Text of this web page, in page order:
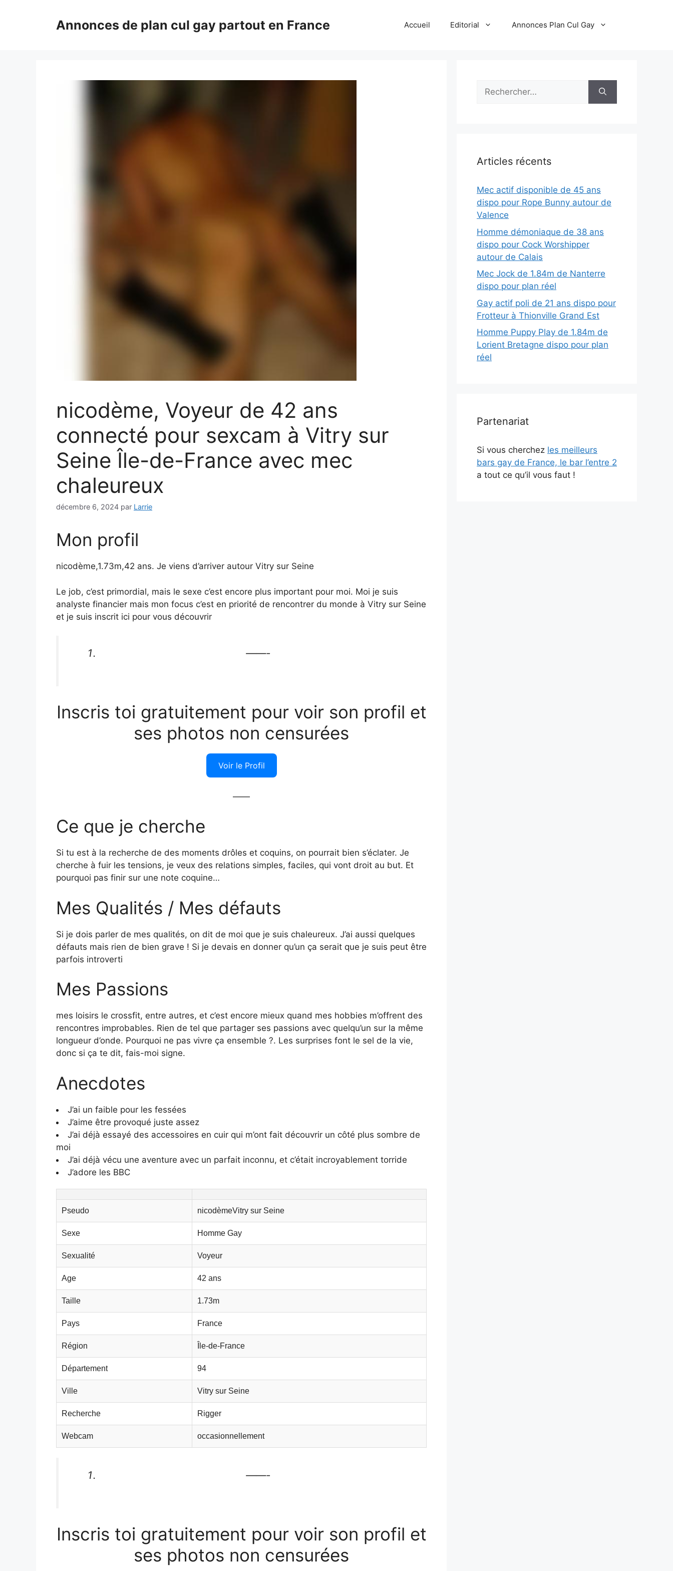
Annonces de plan cul gay partout en France Accueil Editorial Annonces Plan Cul Gay
nicodème, Voyeur de 42 ans
connecté pour sexcam à Vitry sur
Seine Île-de-France avec mec
chaleureux
décembre 6, 2024 par Larrie
Mon profil
nicodème,1.73m,42 ans. Je viens d’arriver autour Vitry sur Seine
Le job, c’est primordial, mais le sexe c’est encore plus important pour moi. Moi je suis
analyste financier mais mon focus c’est en priorité de rencontrer du monde à Vitry sur Seine
et je suis inscrit ici pour vous découvrir
——-
Inscris toi gratuitement pour voir son profil et
ses photos non censurées
Voir le Profil
——
Ce que je cherche
Si tu est à la recherche de des moments drôles et coquins, on pourrait bien s’éclater. Je
cherche à fuir les tensions, je veux des relations simples, faciles, qui vont droit au but. Et
pourquoi pas finir sur une note coquine…
Mes Qualités / Mes défauts
Si je dois parler de mes qualités, on dit de moi que je suis chaleureux. J’ai aussi quelques
défauts mais rien de bien grave ! Si je devais en donner qu’un ça serait que je suis peut être
parfois introverti
Mes Passions
mes loisirs le crossfit, entre autres, et c’est encore mieux quand mes hobbies m’offrent des
rencontres improbables. Rien de tel que partager ses passions avec quelqu’un sur la même
longueur d’onde. Pourquoi ne pas vivre ça ensemble ?. Les surprises font le sel de la vie,
donc si ça te dit, fais-moi signe.
Anecdotes
J’ai un faible pour les fessées
J’aime être provoqué juste assez
J’ai déjà essayé des accessoires en cuir qui m’ont fait découvrir un côté plus sombre de
moi
J’ai déjà vécu une aventure avec un parfait inconnu, et c’était incroyablement torride
J’adore les BBC
Pseudo nicodèmeVitry sur Seine
Sexe Homme Gay
Sexualité Voyeur
Age 42 ans
Taille 1.73m
Pays France
Région Île-de-France
Département 94
Ville Vitry sur Seine
Recherche Rigger
Webcam occasionnellement
——-
Inscris toi gratuitement pour voir son profil et
ses photos non censurées
Rechercher :
Articles récents
Mec actif disponible de 45 ans
dispo pour Rope Bunny autour de
Valence
Homme démoniaque de 38 ans
dispo pour Cock Worshipper
autour de Calais
Mec Jock de 1.84m de Nanterre
dispo pour plan réel
Gay actif poli de 21 ans dispo pour
Frotteur à Thionville Grand Est
Homme Puppy Play de 1.84m de
Lorient Bretagne dispo pour plan
réel
Partenariat
Si vous cherchez les meilleurs
bars gay de France, le bar l’entre 2
a tout ce qu’il vous faut !